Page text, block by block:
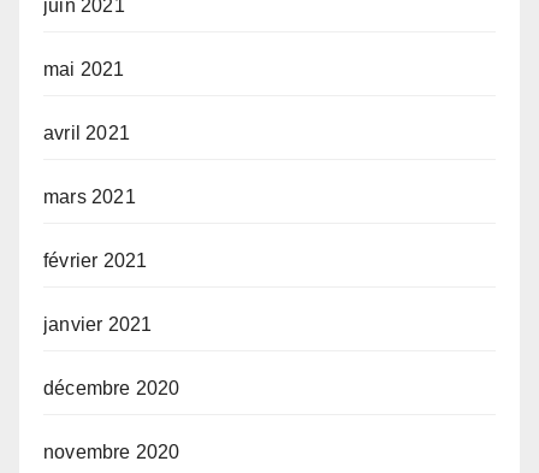
juin 2021
mai 2021
avril 2021
mars 2021
février 2021
janvier 2021
décembre 2020
novembre 2020